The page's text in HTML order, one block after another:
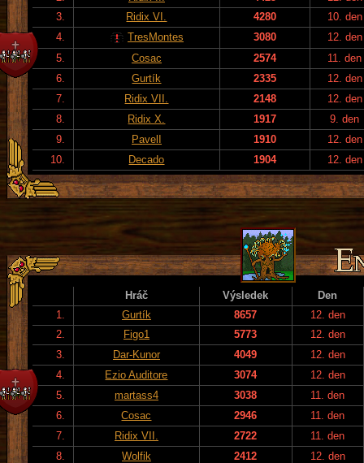
3.
Ridix VI. 4280
10. den
4.
TresMontes 3080
12. den
5.
Cosac 2574
11. den
6.
Gurtík 2335
12. den
7.
Ridix VII. 2148
12. den
8.
Ridix X. 1917
9. den
9.
PavelI 1910
12. den
10.
Decado 1904 12. den
Hráč Výsledek
Den
1.
Gurtík 8657
12. den
2.
Figo1 5773
12. den
3.
Dar-Kunor 4049
12. den
4.
Ezio Auditore 3074
12. den
5.
martass4 3038
11. den
6.
Cosac 2946
11. den
7.
Ridix VII. 2722
11. den
8.
Wolfik 2412
12. den